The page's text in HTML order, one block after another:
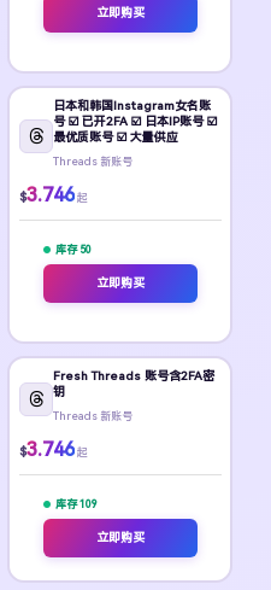
立即购买
日本和韩国Instagram女名账
号 ☑️ 已开2FA ☑️ 日本IP账号 ☑️
最优质账号 ☑️ 大量供应
Threads 新账号
$3.746 起
库存 50
立即购买
Fresh Threads 账号含2FA密
钥
Threads 新账号
$3.746 起
库存 109
立即购买